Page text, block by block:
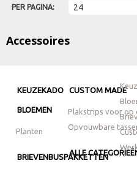
PER PAGINA:
Accessoires
KEUZEKADO
BLOEMEN
Planten
BRIEVENBUSPAKKETTEN
CUSTOM MADE
Plakstrips voor op
Opvouwbare
ALLE